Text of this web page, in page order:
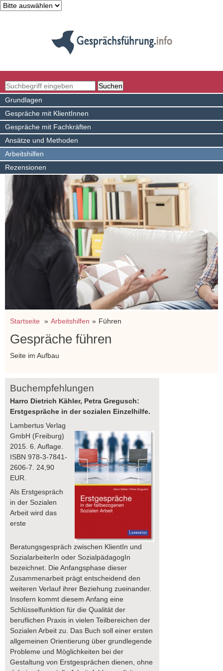
Grundlagen
Gespräche mit KlientInnen
Gespräche mit Fachkräften
Ansätze und Methoden
Arbeitshilfen
Rezensionen
Startseite Arbeitshilfen Führen
Gespräche führen
Seite im Aufbau
Buchempfehlungen
Harro Dietrich Kähler, Petra Gregusch:
Erstgespräche in der sozialen Einzelhilfe.
Lambertus Verlag
GmbH (Freiburg)
2015. 6. Auflage.
ISBN 978-3-7841-
2606-7. 24,90
EUR.
Als Erstgespräch
in der Sozialen
Arbeit wird das
erste
Beratungsgespräch zwischen KlientIn und
SozialarbeiterIn oder SozialpädagogIn
bezeichnet. Die Anfangsphase dieser
Zusammenarbeit prägt entscheidend den
weiteren Verlauf ihrer Beziehung zueinander.
Insofern kommt diesem Anfang eine
Schlüsselfunktion für die Qualität der
beruflichen Praxis in vielen Teilbereichen der
Sozialen Arbeit zu. Das Buch soll einer ersten
allgemeinen Orientierung über grundlegende
Probleme und Möglichkeiten bei der
Gestaltung von Erstgesprächen dienen, ohne